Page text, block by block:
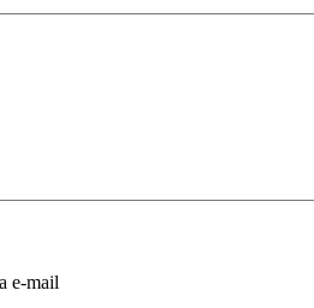
e-mail